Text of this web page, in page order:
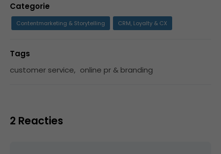
Categorie
Contentmarketing & Storytelling CRM, Loyalty & CX
Tags
customer service, online pr & branding
2 Reacties